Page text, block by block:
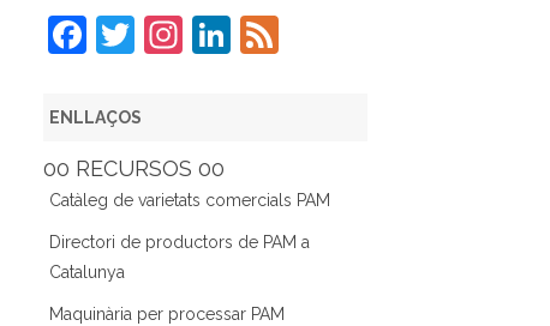
F
c
e
b
o
o
k
T
itt
er
In
gr
a
m
Li
dI
n
F
ENLLAÇOS
00 RECURSOS 00
Catàleg de varietats comercials PAM
Directori de productors de PAM a
Catalunya
Maquinària per processar PAM